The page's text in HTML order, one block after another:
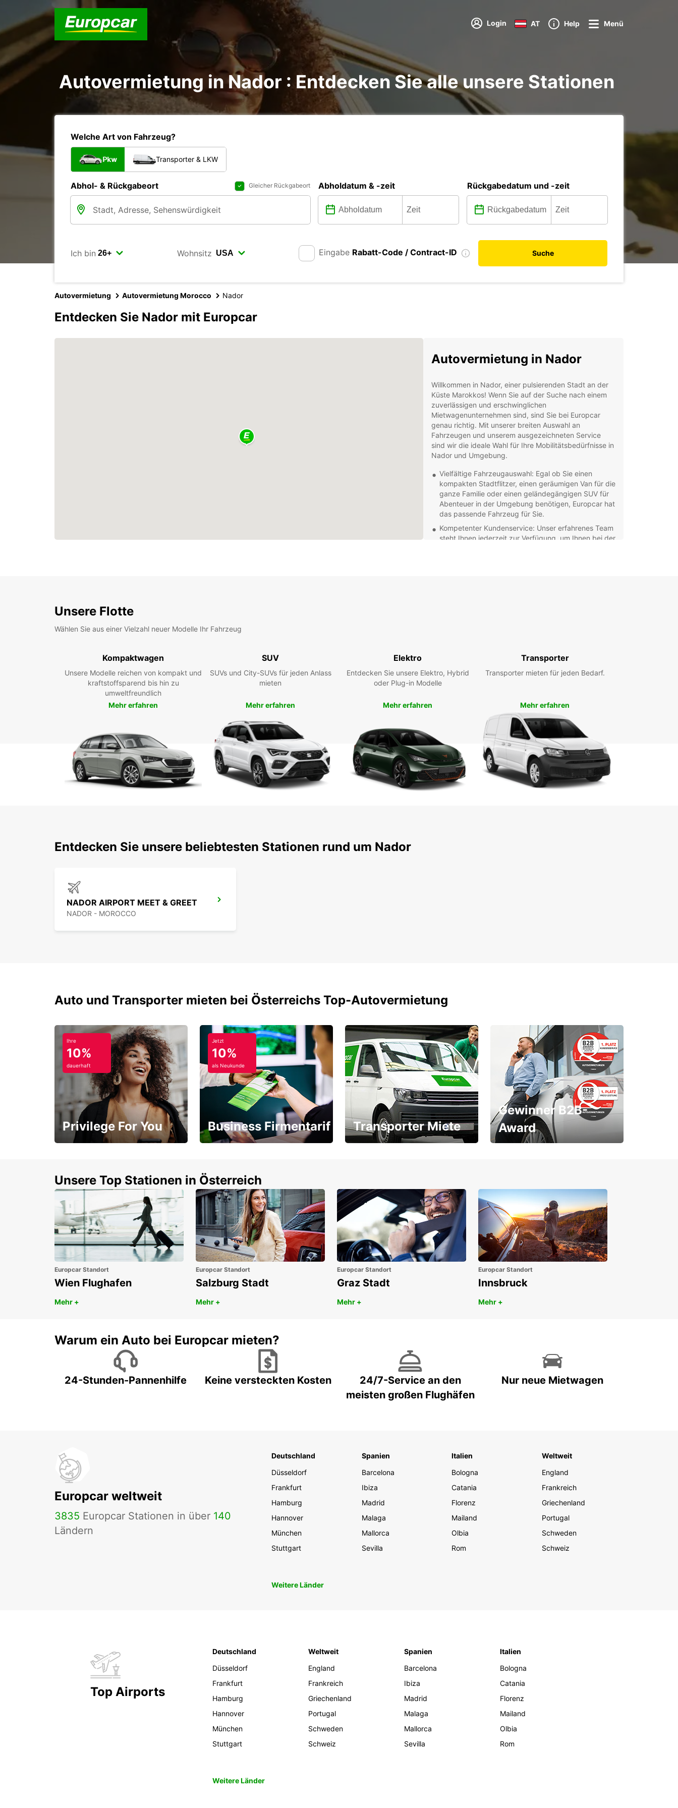
Login AT Help Menü
Autovermietung in Nador : Entdecken Sie alle unsere Stationen
Welche Art von Fahrzeug?
Pkw Transporter & LKW
Abhol- & Rückgabeort Gleicher Rückgabeort Abholdatum & -zeit Rückgabedatum und -zeit
Ich bin Wohnsitz Eingabe Rabatt-Code / Contract-ID Suche
Autovermietung Autovermietung Morocco Nador
Entdecken Sie Nador mit Europcar
Autovermietung in Nador
Willkommen in Nador, einer pulsierenden Stadt an der
Küste Marokkos! Wenn Sie auf der Suche nach einem
zuverlässigen und erschwinglichen
Mietwagenunternehmen sind, sind Sie bei Europcar
genau richtig. Mit unserer breiten Auswahl an
Fahrzeugen und unserem ausgezeichneten Service
sind wir die ideale Wahl für Ihre Mobilitätsbedürfnisse in
Nador und Umgebung.
Vielfältige Fahrzeugauswahl: Egal ob Sie einen
kompakten Stadtflitzer, einen geräumigen Van für die
ganze Familie oder einen geländegängigen SUV für
Abenteuer in der Umgebung benötigen, Europcar hat
das passende Fahrzeug für Sie.
Kompetenter Kundenservice: Unser erfahrenes Team
steht Ihnen jederzeit zur Verfügung, um Ihnen bei der
abholen und zurückgeben können.
Entdecken Sie Nador und die umliegenden
Sehenswürdigkeiten in Ihrem eigenen Tempo mit einem
erleben Sie unvergessliche Momente in Marokko!
Unsere Flotte
Wählen Sie aus einer Vielzahl neuer Modelle Ihr Fahrzeug
Kompaktwagen
Unsere Modelle reichen von kompakt und
kraftstoffsparend bis hin zu
umweltfreundlich
Mehr erfahren
SUV
SUVs und City-SUVs für jeden Anlass
mieten
Mehr erfahren
Elektro
Entdecken Sie unsere Elektro, Hybrid
oder Plug-in Modelle
Mehr erfahren
Transporter
Transporter mieten für jeden Bedarf.
Mehr erfahren
Entdecken Sie unsere beliebtesten Stationen rund um Nador
NADOR AIRPORT MEET & GREET
NADOR - MOROCCO
Auto und Transporter mieten bei Österreichs Top-Autovermietung
Ihre
10%
dauerhaft
Privilege For You
Jetzt
10%
als Neukunde
Business Firmentarif Transporter Miete
Gewinner B2B-
Award
Unsere Top Stationen in Österreich
Europcar Standort
Wien Flughafen
Mehr +
Europcar Standort
Salzburg Stadt
Mehr +
Europcar Standort
Graz Stadt
Mehr +
Europcar Standort
Innsbruck
Mehr +
Warum ein Auto bei Europcar mieten?
24-Stunden-Pannenhilfe Keine versteckten Kosten
24/7-Service an den
meisten großen Flughäfen
Nur neue Mietwagen
Europcar weltweit
3835 Europcar Stationen in über 140
Ländern
Deutschland
Düsseldorf
Frankfurt
Hamburg
Hannover
München
Stuttgart
Spanien
Barcelona
Ibiza
Madrid
Malaga
Mallorca
Sevilla
Italien
Bologna
Catania
Florenz
Mailand
Olbia
Rom
Weltweit
England
Frankreich
Griechenland
Portugal
Schweden
Schweiz
Weitere Länder
Top Airports
Deutschland
Düsseldorf
Frankfurt
Hamburg
Hannover
München
Stuttgart
Weltweit
England
Frankreich
Griechenland
Portugal
Schweden
Schweiz
Spanien
Barcelona
Ibiza
Madrid
Malaga
Mallorca
Sevilla
Italien
Bologna
Catania
Florenz
Mailand
Olbia
Rom
Weitere Länder